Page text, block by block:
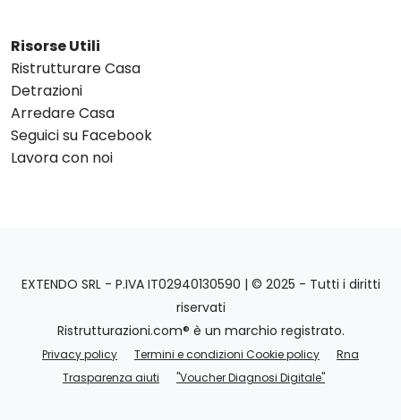
Risorse Utili
Ristrutturare Casa
Detrazioni
Arredare Casa
Seguici su Facebook
Lavora con noi
EXTENDO SRL - P.IVA IT02940130590 | © 2025 - Tutti i diritti
riservati
Ristrutturazioni.com® è un marchio registrato.
Privacy policy Termini e condizioni Cookie policy
Rna
Trasparenza aiuti
"Voucher Diagnosi Digitale"